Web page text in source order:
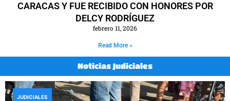
CARACAS Y FUE RECIBIDO CON HONORES POR
DELCY RODRÍGUEZ
febrero 11, 2026
Read More »
Noticias Judiciales
JUDICIALES